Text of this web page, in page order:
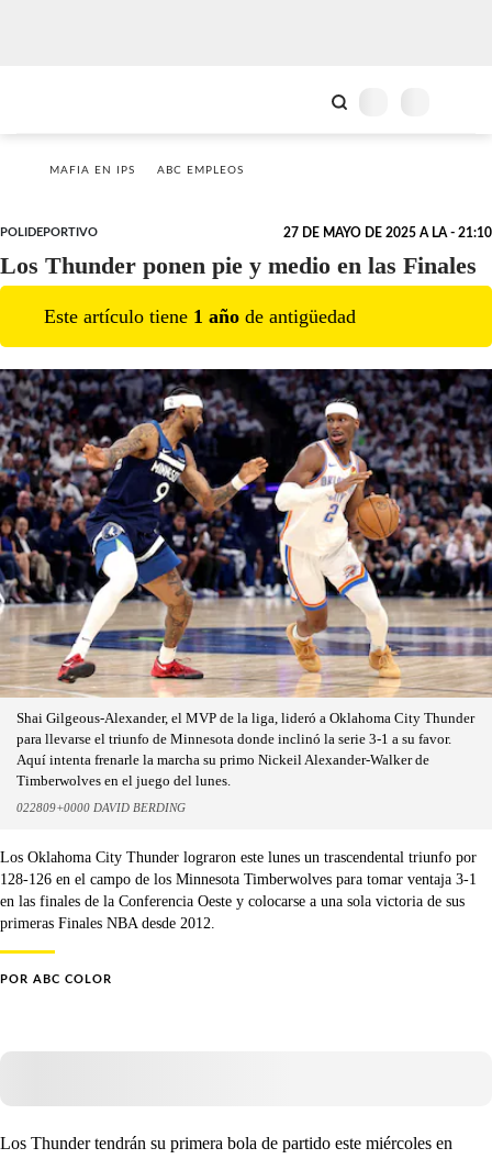
MAFIA EN IPS ABC EMPLEOS
POLIDEPORTIVO 27 DE MAYO DE 2025 A LA - 21:10
Los Thunder ponen pie y medio en las Finales
Este artículo tiene 1 año de antigüedad
Shai Gilgeous-Alexander, el MVP de la liga, lideró a Oklahoma City Thunder
para llevarse el triunfo de Minnesota donde inclinó la serie 3-1 a su favor.
Aquí intenta frenarle la marcha su primo Nickeil Alexander-Walker de
Timberwolves en el juego del lunes.
022809+0000 DAVID BERDING
Los Oklahoma City Thunder lograron este lunes un trascendental triunfo por
128-126 en el campo de los Minnesota Timberwolves para tomar ventaja 3-1
en las finales de la Conferencia Oeste y colocarse a una sola victoria de sus
primeras Finales NBA desde 2012.
POR ABC COLOR
Los Thunder tendrán su primera bola de partido este miércoles en